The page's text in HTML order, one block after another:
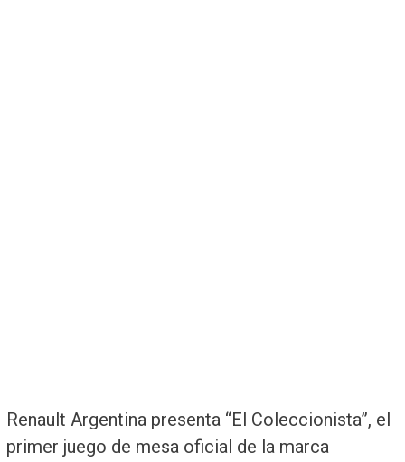
Renault Argentina presenta “El Coleccionista”, el
primer juego de mesa oficial de la marca